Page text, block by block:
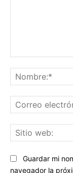
Guardar mi
navegador la